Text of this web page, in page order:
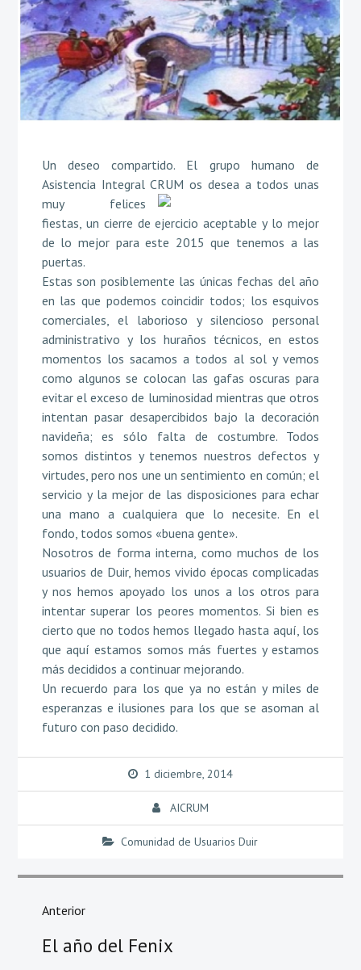
Un deseo compartido. El grupo humano de
Asistencia Integral CRUM os desea a todos unas
muyfelices
fiestas, un cierre de ejercicio aceptable y lo mejor
de lo mejor para este 2015 que tenemos a las
puertas.
Estas son posiblemente las únicas fechas del año
en las que podemos coincidir todos; los esquivos
comerciales, el laborioso y silencioso personal
administrativo y los huraños técnicos, en estos
momentos los sacamos a todos al sol y vemos
como algunos se colocan las gafas oscuras para
evitar el exceso de luminosidad mientras que otros
intentan pasar desapercibidos bajo la decoración
navideña; es sólo falta de costumbre. Todos
somos distintos y tenemos nuestros defectos y
virtudes, pero nos une un sentimiento en común; el
servicio y la mejor de las disposiciones para echar
una mano a cualquiera que lo necesite. En el
fondo, todos somos «buena gente».
Nosotros de forma interna, como muchos de los
usuarios de Duir, hemos vivido épocas complicadas
y nos hemos apoyado los unos a los otros para
intentar superar los peores momentos. Si bien es
cierto que no todos hemos llegado hasta aquí, los
que aquí estamos somos más fuertes y estamos
más decididos a continuar mejorando.
Un recuerdo para los que ya no están y miles de
esperanzas e ilusiones para los que se asoman al
futuro con paso decidido.
1 diciembre, 2014
AICRUM
Comunidad de Usuarios Duir
Navegación
entradas
Anterior
anterior
El año del Fenix